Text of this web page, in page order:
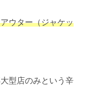
ウター（ジャケッ
型店のみという辛